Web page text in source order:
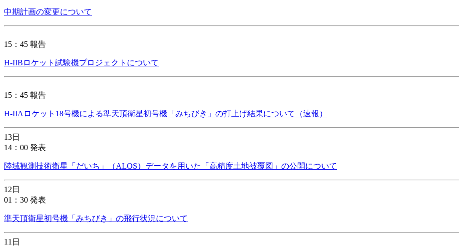
中期計画の変更について
15：45 報告
H-IIBロケット試験機プロジェクトについて
15：45 報告
H-IIAロケット18号機による準天頂衛星初号機「みちびき」の打上げ結果について（速報）
13日
14：00 発表
陸域観測技術衛星「だいち」（ALOS）データを用いた「高精度土地被覆図」の公開について
12日
01：30 発表
準天頂衛星初号機「みちびき」の飛行状況について
11日